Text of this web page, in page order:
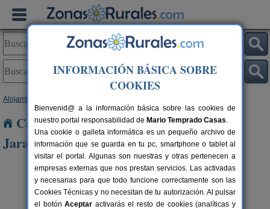
Alojamientos
Casas Rurales cerca de Mohedas de La
Jara
INFORMACIÓN BÁSICA SOBRE
COOKIES
Bienvenid@ a la información básica sobre las cookies de
nuestro portal responsabilidad de Mario Temprado Casas.
Una cookie o galleta informática es un pequeño archivo de
información que se guarda en tu pc, smartphone o tablet al
visitar el portal. Algunas son nuestras y otras pertenecen a
empresas externas que nos prestan servicios. Las activadas
y necesarias para que todo funcione correctamente son las
Cookies Técnicas y no necesitan de tu autorización. Al pulsar
el botónAceptar activarás el resto de cookies (analíticas y